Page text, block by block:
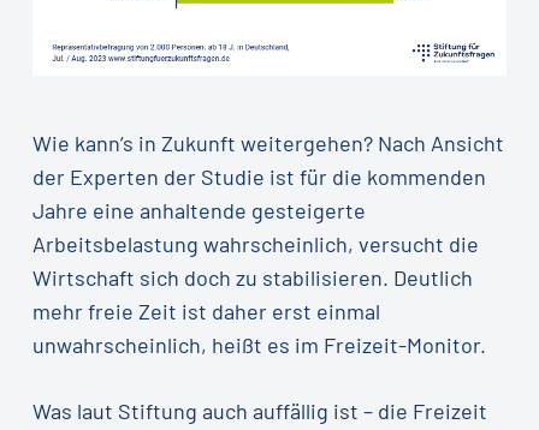
Wie kann’s in Zukunft weitergehen? Nach Ansicht
der Experten der Studie ist für die kommenden
Jahre eine anhaltende gesteigerte
Arbeitsbelastung wahrscheinlich, versucht die
Wirtschaft sich doch zu stabilisieren. Deutlich
mehr freie Zeit ist daher erst einmal
unwahrscheinlich, heißt es im Freizeit-Monitor.
Was laut Stiftung auch auffällig ist – die Freizeit